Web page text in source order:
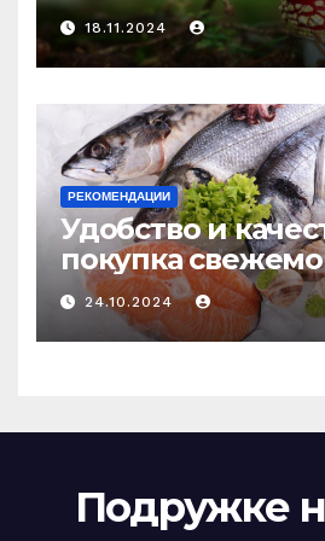
психоделику
18.11.2024
РЕКОМЕНДАЦИИ
Удобство и
покупка
рыбы онлайн
24.10.2024
Подружке